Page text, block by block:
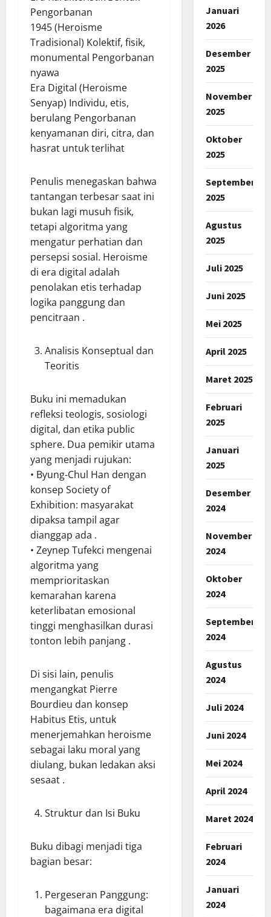
Pengorbanan
1945 (Heroisme
Tradisional) Kolektif, fisik,
monumental Pengorbanan
nyawa
Era Digital (Heroisme
Senyap) Individu, etis,
berulang Pengorbanan
kenyamanan diri, citra, dan
hasrat untuk terlihat
Penulis menegaskan bahwa
tantangan terbesar saat ini
bukan lagi musuh fisik,
tetapi algoritma yang
mengatur perhatian dan
persepsi sosial. Heroisme
di era digital adalah
penolakan etis terhadap
logika panggung dan
pencitraan .
Analisis Konseptual dan
Teoritis
Buku ini memadukan
refleksi teologis, sosiologi
digital, dan etika public
sphere. Dua pemikir utama
yang menjadi rujukan:
• Byung-Chul Han dengan
konsep Society of
Exhibition: masyarakat
dipaksa tampil agar
dianggap ada .
• Zeynep Tufekci mengenai
algoritma yang
memprioritaskan
kemarahan karena
keterlibatan emosional
tinggi menghasilkan durasi
tonton lebih panjang .
Di sisi lain, penulis
mengangkat Pierre
Bourdieu dan konsep
Habitus Etis, untuk
menerjemahkan heroisme
sebagai laku moral yang
diulang, bukan ledakan aksi
sesaat .
Struktur dan Isi Buku
Buku dibagi menjadi tiga
bagian besar:
Pergeseran Panggung:
bagaimana era digital
Januari
2026
Desember
2025
November
2025
Oktober
2025
September
2025
Agustus
2025
Juli 2025
Juni 2025
Mei 2025
April 2025
Maret 2025
Februari
2025
Januari
2025
Desember
2024
November
2024
Oktober
2024
September
2024
Agustus
2024
Juli 2024
Juni 2024
Mei 2024
April 2024
Maret 2024
Februari
2024
Januari
2024